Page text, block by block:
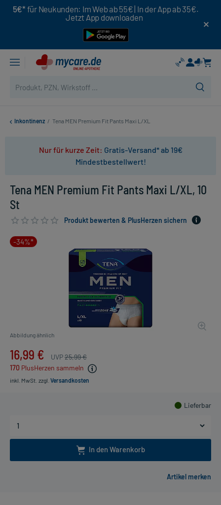
5€* für Neukunden: Im Web ab 55€ | In der App ab 35€.
Jetzt App downloaden
Inkontinenz / Tena MEN Premium Fit Pants Maxi L/XL
Nur für kurze Zeit: Gratis-Versand* ab 19€
Mindestbestellwert!
Tena MEN Premium Fit Pants Maxi L/XL, 10
St
Produkt bewerten & PlusHerzen sichern
-34%*
Abbildung ähnlich
16,99 € UVP25,99 €
170 PlusHerzen sammeln
inkl. MwSt. zzgl. Versandkosten
Lieferbar
In den Warenkorb